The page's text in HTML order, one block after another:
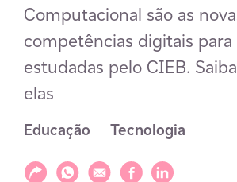
Computacional são as
competências digitais para
estudadas pelo CIEB.
elas
Educação Tecnologia
Compartilhar
Compartilhar via WhatsApp
Compartilhar via E-mail
Compartilhar via
Compartilhar